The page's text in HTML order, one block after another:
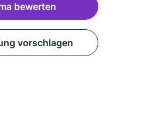
bewerten
vorschlagen